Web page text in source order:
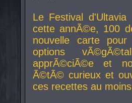
Le Festival
cette annÃ©e, 100
nouvelle carte
options
apprÃ©ciÃ©e et
Ã©tÃ© curieux et
ces recettes au